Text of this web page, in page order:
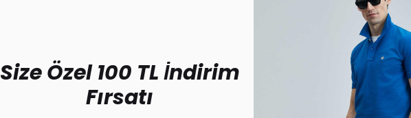
Size Özel 100 TL İndirim
Fırsatı